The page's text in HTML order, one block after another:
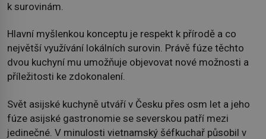
k surovinám.
Hlavní myšlenkou konceptu je respekt k přírodě a co
největší využívání lokálních surovin. Právě fúze těchto
dvou kuchyní mu umožňuje objevovat nové možnosti a
příležitosti ke zdokonalení.
Svět asijské kuchyně utváří v Česku přes osm let a jeho
fúze asijské gastronomie se severskou patří mezi
jedinečné. V minulosti vietnamský šéfkuchař působil v